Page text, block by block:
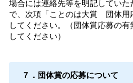
場合には連絡先等を明記してい
で、次項「ことのは大賞 団体用
してください。（団体賞応募の
してください）
７．団体賞の応募について